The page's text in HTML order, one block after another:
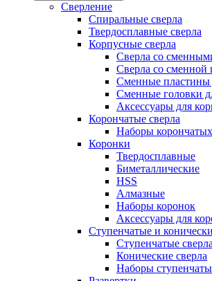
Сверление
Спиральные сверла
Твердосплавные сверла
Корпусные сверла
Сверла со
Сверла со сменной
Сменные пластины
Сменные головки
Аксессуары для
Корончатые сверла
Наборы
Коронки
Твердосплавные
Биметаллические
HSS
Алмазные
Наборы коронок
Аксессуары для
Ступенчатые и
Ступенчатые сверла
Конические сверла
Наборы